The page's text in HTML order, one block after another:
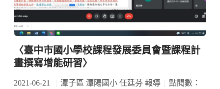
〈臺中市國小學校課程發展委員會暨課程計
畫撰寫增能研習〉
2021-06-21 潭子區 潭陽國小 任廷芬 報導
點閱數：